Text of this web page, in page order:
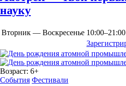
науку
Вторник — Воскресенье 10:00–21:00
Возраст: 6+
События Фестивали